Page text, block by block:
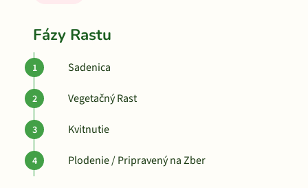
Fázy Rastu
Sadenica
Vegetačný Rast
Kvitnutie
Plodenie / Pripravený na Zber